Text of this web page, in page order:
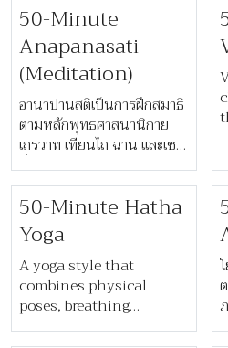
50-Minute
Anapanasati
(Meditation)
อานาปานสติเป็นการฝึกสมาธิ
ตามหลักพุทธศาสนานิกาย
เถรวาท เทียนไถ ฉาน และเซน
ที่เน้นการสังเกตลมหายใจเข้า
ออก เพื่อให้เกิดการตระหนักรู้
อย่างสงบถึงภาวะของร่างกาย
50-Minute Hatha
Yoga
A yoga style that
combines physical
poses, breathing
techniques and